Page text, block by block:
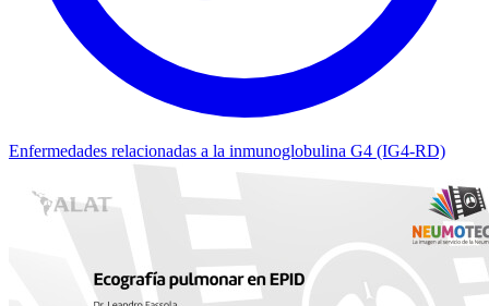
Enfermedades relacionadas a la inmunoglobulina G4 (IG4-RD)